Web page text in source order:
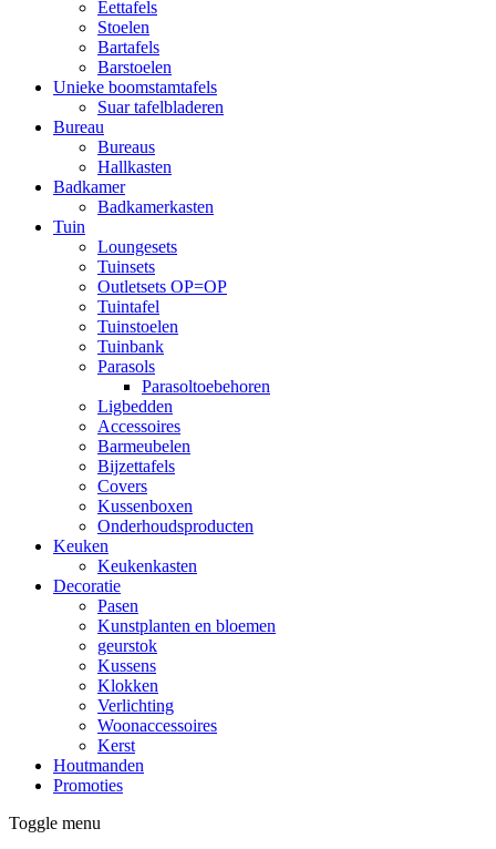
Eettafels
Stoelen
Bartafels
Barstoelen
Unieke boomstamtafels
Suar tafelbladeren
Bureau
Bureaus
Hallkasten
Badkamer
Badkamerkasten
Tuin
Loungesets
Tuinsets
Outletsets OP=OP
Tuintafel
Tuinstoelen
Tuinbank
Parasols
Parasoltoebehoren
Ligbedden
Accessoires
Barmeubelen
Bijzettafels
Covers
Kussenboxen
Onderhoudsproducten
Keuken
Keukenkasten
Decoratie
Pasen
Kunstplanten en bloemen
geurstok
Kussens
Klokken
Verlichting
Woonaccessoires
Kerst
Houtmanden
Promoties
Toggle menu